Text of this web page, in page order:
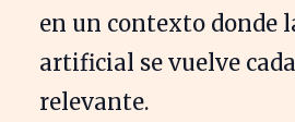
en un contexto donde
artificial se vuelve
relevante.